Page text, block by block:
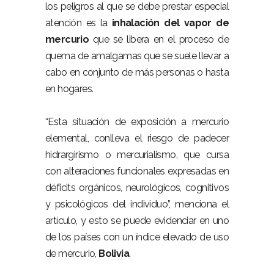
los peligros al que se debe prestar especial
atención es la inhalación del vapor de
mercurio que se libera en el proceso de
quema de amalgamas que se suele llevar a
cabo en conjunto de más personas o hasta
en hogares.
“Esta situación de exposición a mercurio
elemental, conlleva el riesgo de padecer
hidrargirismo o mercurialismo, que cursa
con alteraciones funcionales expresadas en
déficits orgánicos, neurológicos, cognitivos
y psicológicos del individuo”, menciona el
artículo, y esto se puede evidenciar en uno
de los países con un índice elevado de uso
de mercurio, Bolivia.